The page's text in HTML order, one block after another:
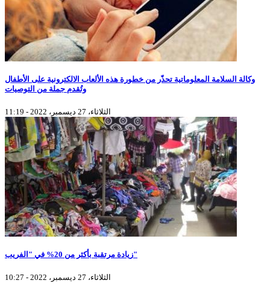
وكالة السلامة المعلوماتية تحذّر من خطورة هذه الألعاب الالكترونية على الأطفال
وتُقدم جملة من التوصيات
الثلاثاء، 27 ديسمبر، 2022 - 11:19
زيادة مرتقبة بأكثر من 20% في "الفريب"
الثلاثاء، 27 ديسمبر، 2022 - 10:27